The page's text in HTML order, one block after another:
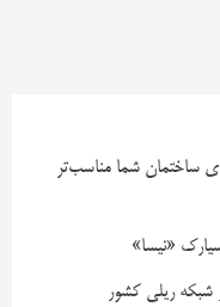
ساختمان شما مناسب‌تر
«نیسا»
شبکه ریلی کشور